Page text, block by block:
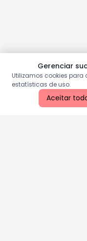
Gerenciar
Utilizamos cookies para
estatísticas de uso.
Aceitar